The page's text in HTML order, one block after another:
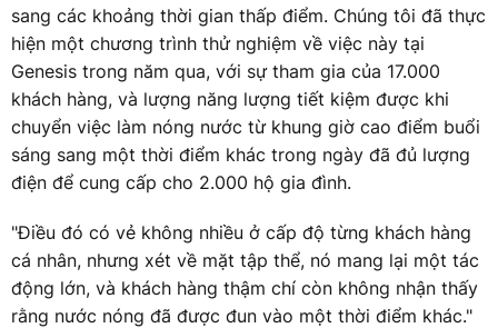
sang các khoảng thời gian thấp điểm. Chúng tôi đã thực
hiện một chương trình thử nghiệm về việc này tại
Genesis trong năm qua, với sự tham gia của 17.000
khách hàng, và lượng năng lượng tiết kiệm được khi
chuyển việc làm nóng nước từ khung giờ cao điểm buổi
sáng sang một thời điểm khác trong ngày đã đủ lượng
điện để cung cấp cho 2.000 hộ gia đình.
"Điều đó có vẻ không nhiều ở cấp độ từng khách hàng
cá nhân, nhưng xét về mặt tập thể, nó mang lại một tác
động lớn, và khách hàng thậm chí còn không nhận thấy
rằng nước nóng đã được đun vào một thời điểm khác."